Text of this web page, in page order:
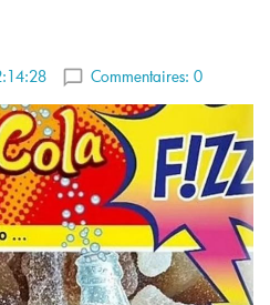
Commentaires: 0